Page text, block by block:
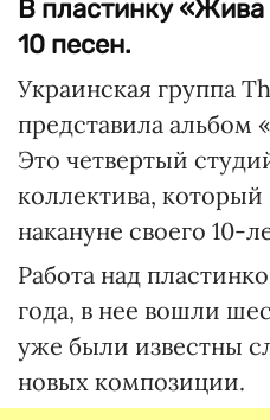
В пластинку «Жива
10 песен.
Украинская группа
представила альбом
Это четвертый
коллектива, который
накануне своего 10-
Работа над
года, в нее вошли
уже были известны
новых композиции.